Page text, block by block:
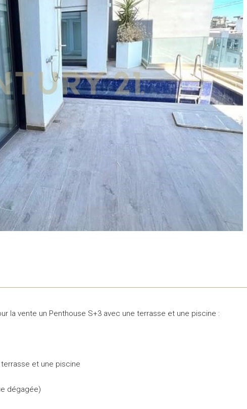
la vente un Penthouse S+3 avec une terrasse et une piscine :
et une piscine
dégagée)